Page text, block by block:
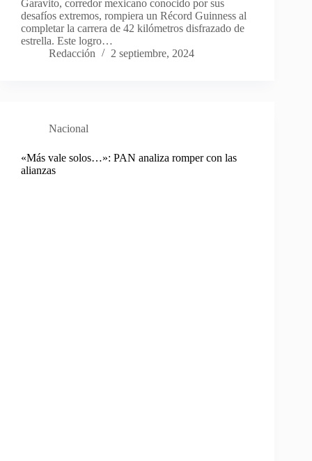
Garavito, corredor mexicano conocido por sus
desafíos extremos, rompiera un Récord Guinness al
completar la carrera de 42 kilómetros disfrazado de
estrella. Este logro…
Redacción
2 septiembre, 2024
Nacional
«Más vale solos…»: PAN analiza romper con las
alianzas